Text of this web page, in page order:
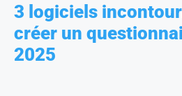
3 logiciels
créer un
2025